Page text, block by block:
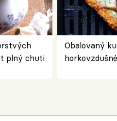
plný chuti
Obalovaný